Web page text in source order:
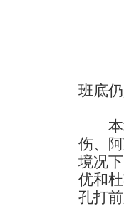
班底
本场
伤、
境况
优和
孔打